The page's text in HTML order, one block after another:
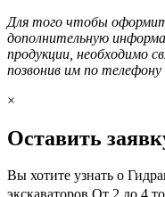
Для того чтобы
дополнительную
продукции, необходимо
позвонив им по
×
Оставить
Вы хотите узнать о